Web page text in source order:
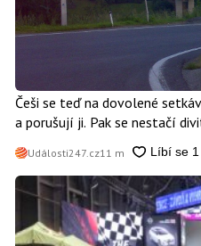
Češi se teď na dovolené
a porušují ji. Pak se nestačí
Události247.cz11 m